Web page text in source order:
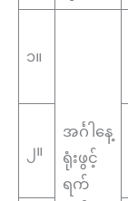
၁။
အင်္ဂါနေ့
ရုံးဖွင့်
ရက်
၂။